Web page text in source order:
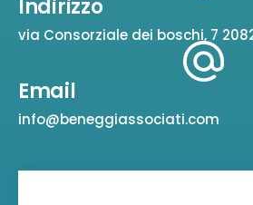
Indirizzo
via Consorziale dei boschi, 7
Email
info@beneggiassociati.com